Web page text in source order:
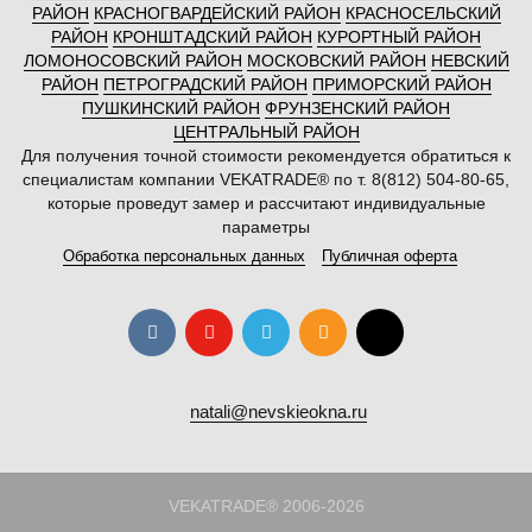
РАЙОН КРАСНОГВАРДЕЙСКИЙ РАЙОН КРАСНОСЕЛЬСКИЙ
РАЙОН КРОНШТАДСКИЙ РАЙОН КУРОРТНЫЙ РАЙОН
ЛОМОНОСОВСКИЙ РАЙОН МОСКОВСКИЙ РАЙОН НЕВСКИЙ
РАЙОН ПЕТРОГРАДСКИЙ РАЙОН ПРИМОРСКИЙ РАЙОН
ПУШКИНСКИЙ РАЙОН ФРУНЗЕНСКИЙ РАЙОН
ЦЕНТРАЛЬНЫЙ РАЙОН
Для получения точной стоимости рекомендуется обратиться к
специалистам компании VEKATRADE® по т. 8(812) 504-80-65,
которые проведут замер и рассчитают индивидуальные
параметры
Обработка персональных данных Публичная оферта
natali@nevskieokna.ru
VEKATRADE® 2006-2026